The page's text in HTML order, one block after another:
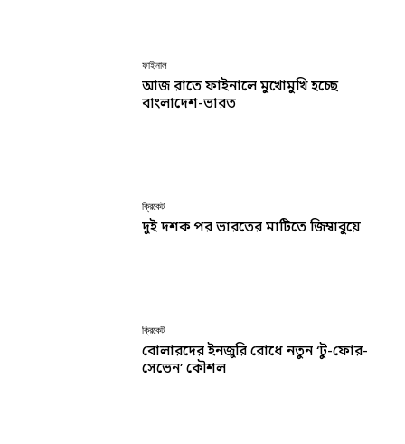
ফাইনাল
আজ রাতে ফাইনালে মুখোমুখি হচ্ছে
বাংলাদেশ-ভারত
ক্রিকেট
দুই দশক পর ভারতের মাটিতে জিম্বাবুয়ে
ক্রিকেট
বোলারদের ইনজুরি রোধে নতুন ‘টু-ফোর-
সেভেন’ কৌশল